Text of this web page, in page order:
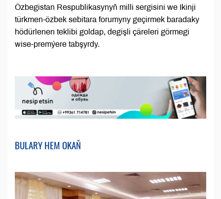
Özbegistan Respublikasynyň milli sergisini we Ikinji
türkmen-özbek sebitara forumyny geçirmek baradaky
hödürlenen teklibi goldap, degişli çäreleri görmegi
wise-premýere tabşyrdy.
BULARY HEM OKAŇ